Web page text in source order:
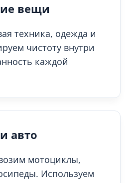
вещи
техника, одежда и
чистоту внутри
каждой
авто
мотоциклы,
Используем